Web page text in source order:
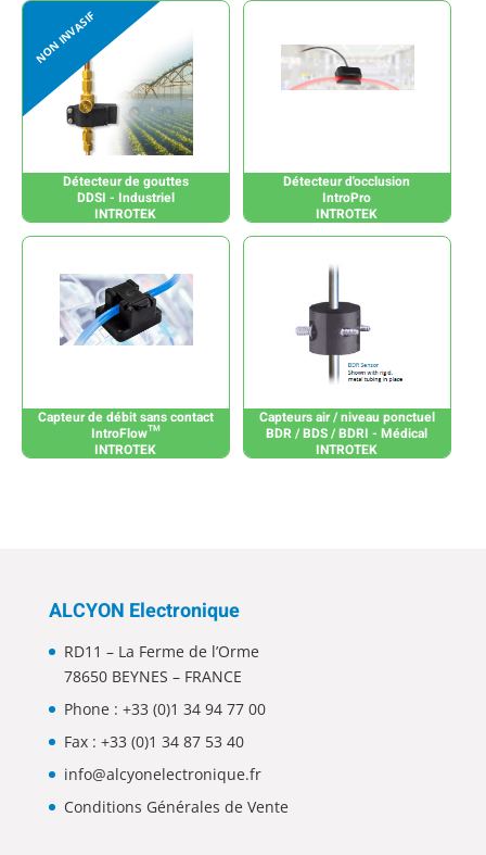
Détecteur de gouttes
DDSI - Industriel
INTROTEK
Détecteur d'occlusion
IntroPro
INTROTEK
Capteur de débit sans contact
IntroFlow™
INTROTEK
Capteurs air / niveau ponctuel
BDR / BDS / BDRI - Médical
INTROTEK
ALCYON Electronique
RD11 – La Ferme de l’Orme
78650 BEYNES – FRANCE
Phone : +33 (0)1 34 94 77 00
Fax : +33 (0)1 34 87 53 40
info@alcyonelectronique.fr
Conditions Générales de Vente